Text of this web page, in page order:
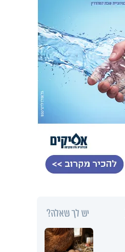
יש לך שאלה?